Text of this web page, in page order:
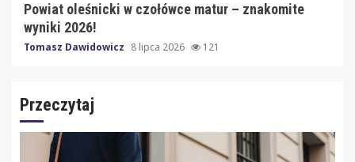
Powiat oleśnicki w czołówce matur – znakomite
wyniki 2026!
Tomasz Dawidowicz 8 lipca 2026 121
Przeczytaj